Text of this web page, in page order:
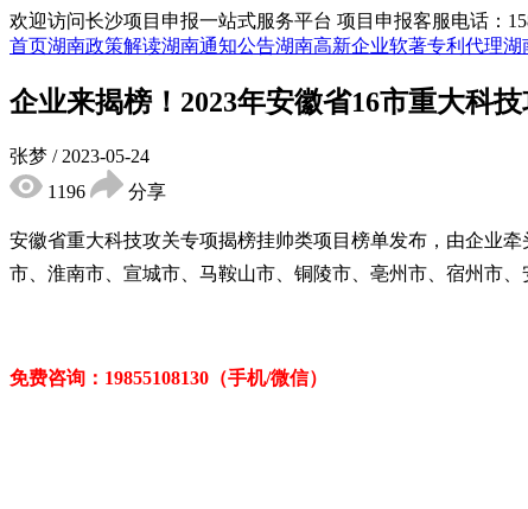
欢迎访问长沙项目申报一站式服务平台 项目申报客服电话：
首页湖南政策解读湖南通知公告湖南高新企业软著专利代理湖
企业来揭榜！2023年安徽省16市重大科
张梦 / 2023-05-24
1196
分享
安徽省重大科技攻关专项揭榜挂帅类项目榜单发布，由企业
市、淮南市、宣城市、马鞍山市、铜陵市、亳州市、宿州市
免费咨询： 19855108130（手机/微信）